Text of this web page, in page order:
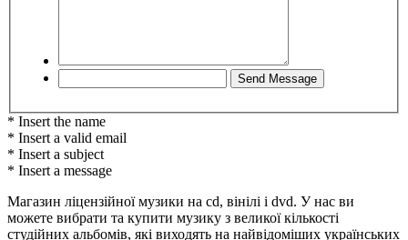
* Insert the name
* Insert a valid email
* Insert a subject
* Insert a message
Магазин ліцензійної музики на cd, вінілі і dvd. У нас ви
можете вибрати та купити музику з великої кількості
студійних альбомів, які виходять на найвідоміших українських